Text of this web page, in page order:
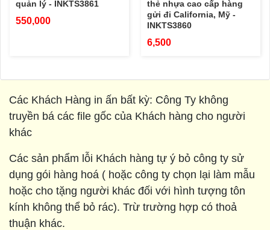
quản lý - INKTS3861
550,000
thẻ nhựa cao cấp hàng
gửi đi California, Mỹ -
INKTS3860
6,500
Các Khách Hàng in ấn bất kỳ: Công Ty không
truyền bá các file gốc của Khách hàng cho người
khác
Các sản phẩm lỗi Khách hàng tự ý bỏ công ty sử
dụng gói hàng hoá ( hoặc công ty chọn lại làm mẫu
hoặc cho tặng người khác đối với hình tượng tôn
kính không thể bỏ rác). Trừ trường hợp có thoả
thuận khác.